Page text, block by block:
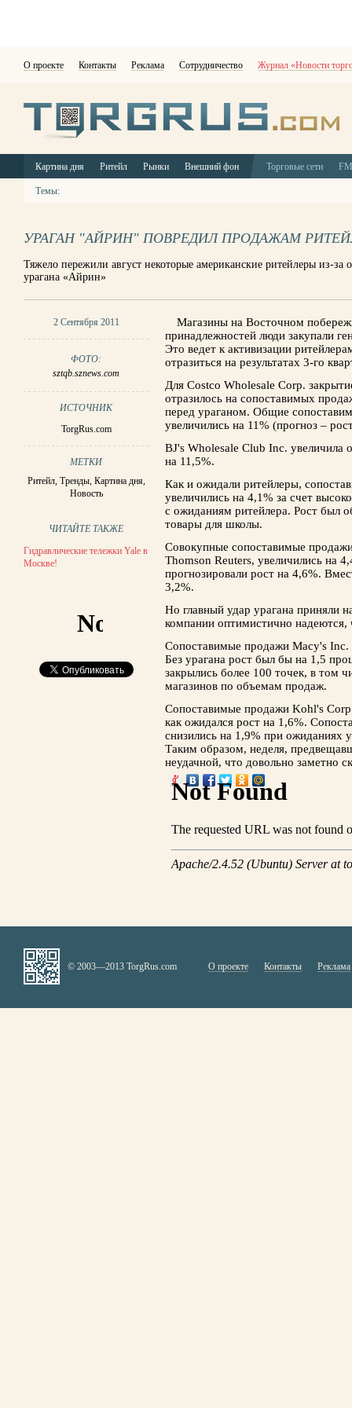
О проекте Контакты Реклама Сотрудничество Журнал «Новости
Картина дня Ритейл Рынки Внешний фон Торговые сети
Темы:
УРАГАН "АЙРИН" ПОВРЕДИЛ ПРОДАЖАМ
Тяжело пережили август некоторые американские ритейлеры из-за
урагана «Айрин»
2 Сентября 2011
ФОТО:
sztqb.sznews.com
ИСТОЧНИК
TorgRus.com
МЕТКИ
Ритейл, Тренды, Картина дня,
Новость
ЧИТАЙТЕ ТАКЖЕ
Гидравлические тележки Yale в
Москве!
Магазины на Восточном
принадлежностей люди закупали
Это ведет к активизации
отразиться на результатах 3-го
Для Costco Wholesale Corp.
отразилось на сопоставимых
перед ураганом. Общие
увеличились на 11% (прогноз –
BJ's Wholesale Club Inc. увеличила
на 11,5%.
Как и ожидали ритейлеры,
увеличились на 4,1% за счет
с ожиданиям ритейлера. Рост был
товары для школы.
Совокупные сопоставимые
Thomson Reuters, увеличились на
прогнозировали рост на 4,6%.
3,2%.
Но главный удар урагана приняли
компании оптимистично надеются,
Сопоставимые продажи Macy's Inc.
Без урагана рост был бы на 1,5
закрылись более 100 точек, в том
магазинов по объемам продаж.
Сопоставимые продажи Kohl's Corp.
как ожидался рост на 1,6%.
снизились на 1,9% при ожиданиях
Таким образом, неделя,
неудачной, что довольно заметно
© 2003—2013 TorgRus.com О проекте Контакты Реклама